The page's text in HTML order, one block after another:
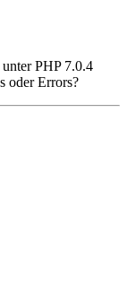
PHP 7.0.4
oder Errors?